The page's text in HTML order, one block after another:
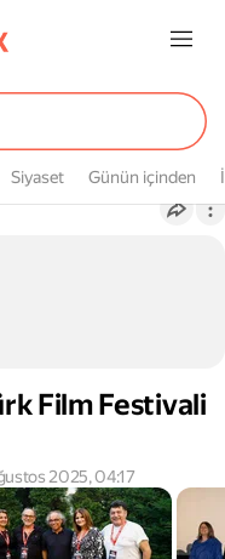
Siyaset Günün içinden
Film Festivali
2025, 04:17